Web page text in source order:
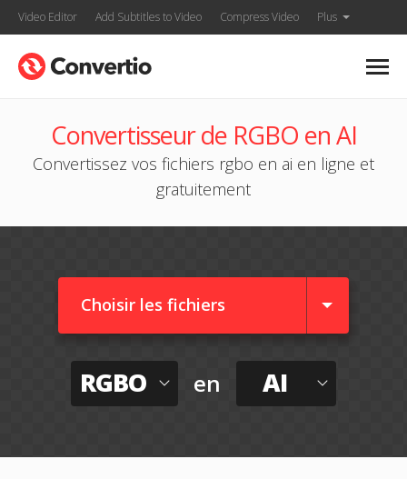
Video Editor Add Subtitles to Video Compress Video Plus
Convertisseur de RGBO en AI
Convertissez vos fichiers rgbo en ai en ligne et
gratuitement
Choisir les fichiers
RGBO en AI